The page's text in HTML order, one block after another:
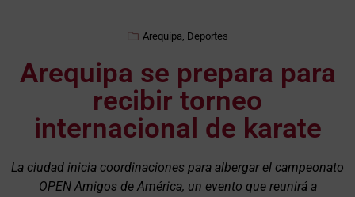
Arequipa, Deportes
Arequipa se prepara para
recibir torneo
internacional de karate
La ciudad inicia coordinaciones para albergar el campeonato
OPEN Amigos de América, un evento que reunirá a